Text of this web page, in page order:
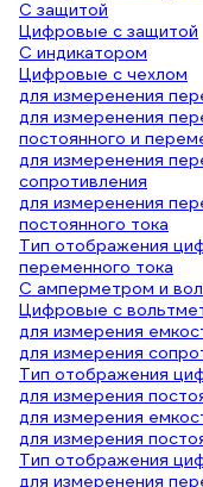
С защитой
Цифровые с защитой
С индикатором
Цифровые с чехлом
для измеренения
для измеренения
постоянного и
для измеренения
сопротивления
для измеренения
постоянного тока
Тип отображения
переменного тока
С амперметром и
Цифровые с
для измерения
для измерения
Тип отображения
для измерения
для измерения
для измерения
Тип отображения
для измеренения